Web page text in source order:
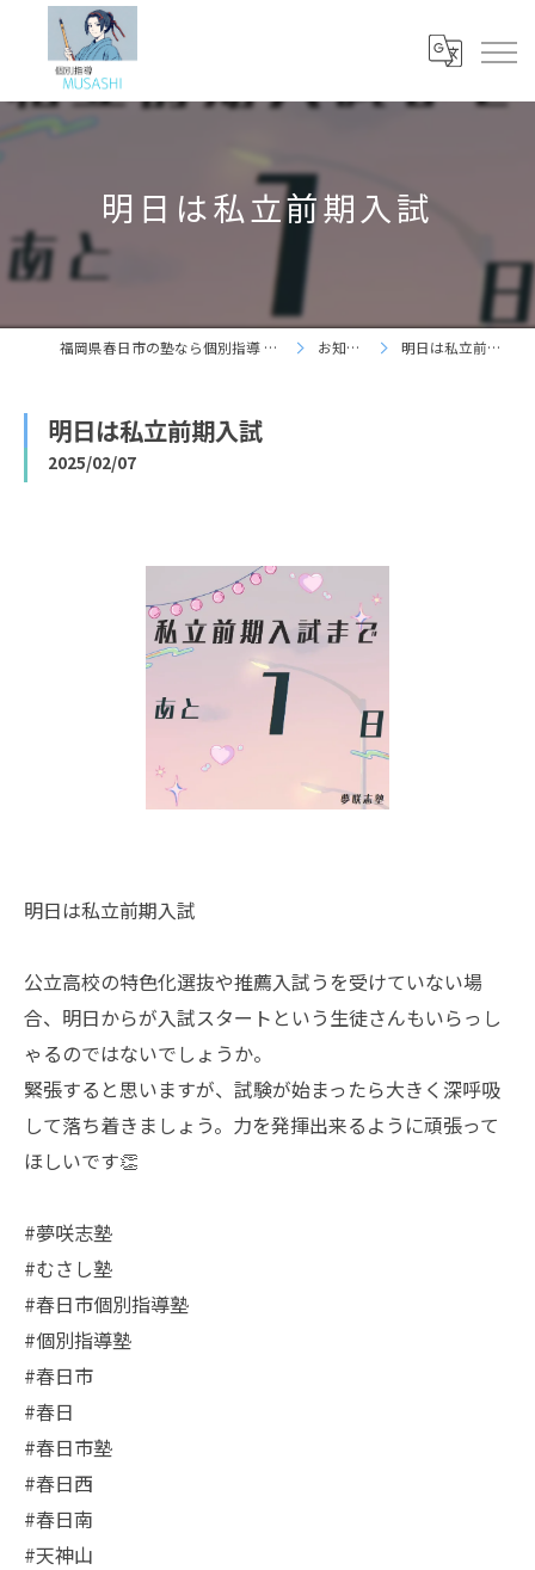
明日は私立前期入試
福岡県春日市の塾なら個別指導 夢咲志塾 お知らせ 明日は私立前期入試
明日は私立前期入試
2025/02/07
明日は私立前期入試
公立高校の特色化選抜や推薦入試うを受けていない場
合、明日からが入試スタートという生徒さんもいらっし
ゃるのではないでしょうか。
緊張すると思いますが、試験が始まったら大きく深呼吸
して落ち着きましょう。力を発揮出来るように頑張って
ほしいです👏
#夢咲志塾
#むさし塾
#春日市個別指導塾
#個別指導塾
#春日市
#春日
#春日市塾
#春日西
#春日南
#天神山